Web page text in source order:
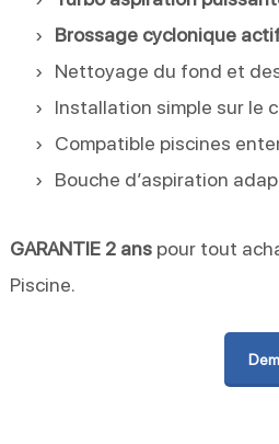
Brossage cyclonique
Nettoyage du fond et
Installation simple sur le
Compatible piscines
Bouche d’aspiration
GARANTIE 2 anspour tout
Piscine.